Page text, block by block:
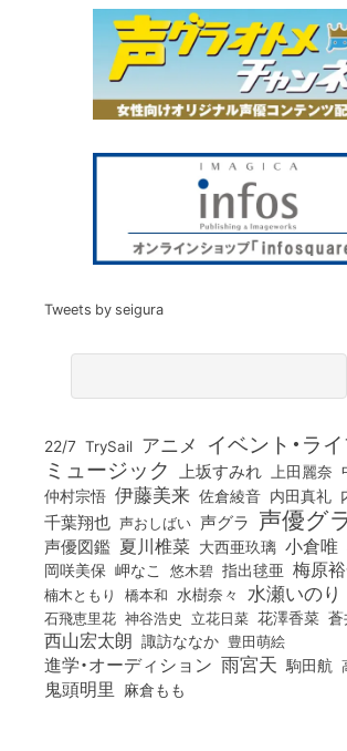
Tweets by seigura
22/7 TrySail アニメ イベント・ラ
ミュージック 上坂すみれ 上田麗奈
仲村宗悟 伊藤美来 佐倉綾音 内田真礼
千葉翔也 声おしばい 声グラ 声優グ
声優図鑑 夏川椎菜 大西亜玖璃 小倉唯
岡咲美保 岬なこ 悠木碧 指出毬亜 梅原
楠木ともり 橋本和 水樹奈々 水瀬いのり
石飛恵里花 神谷浩史 立花日菜 花澤香菜
西山宏太朗 諏訪ななか 豊田萌絵
進学・オーディション 雨宮天 駒田航
鬼頭明里 麻倉もも